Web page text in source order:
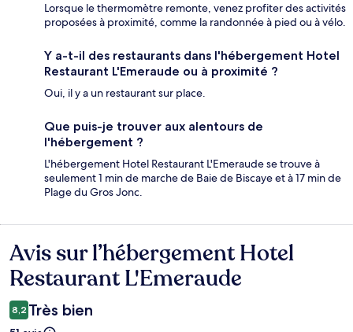
Lorsque le thermomètre remonte, venez profiter des activités
proposées à proximité, comme la randonnée à pied ou à vélo.
Y a-t-il des restaurants dans l'hébergement Hotel
Restaurant L'Emeraude ou à proximité ?
Oui, il y a un restaurant sur place.
Que puis-je trouver aux alentours de
l'hébergement ?
L'hébergement Hotel Restaurant L'Emeraude se trouve à
seulement 1 min de marche de Baie de Biscaye et à 17 min de
Plage du Gros Jonc.
Avis
Avis sur l’hébergement Hotel
Restaurant L'Emeraude
8,2 Très bien